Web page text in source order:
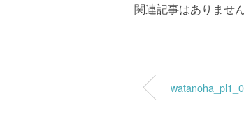
関連記事はありませ